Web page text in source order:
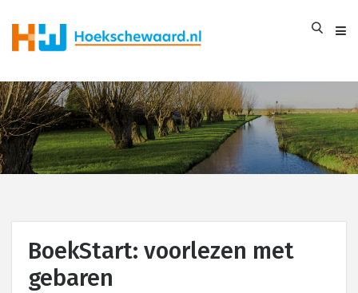
BoekStart: voorlezen met
gebaren